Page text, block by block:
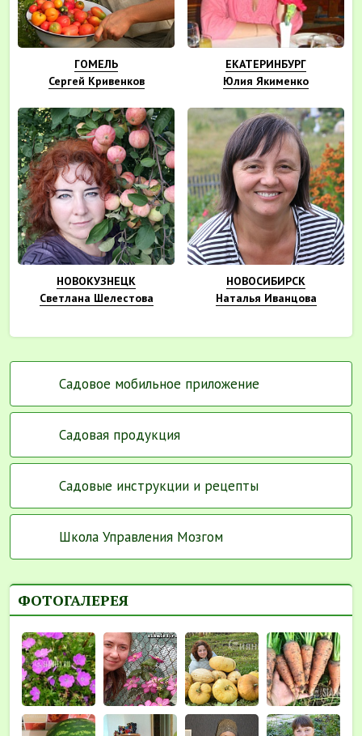
ГОМЕЛЬ
Сергей Кривенков
ЕКАТЕРИНБУРГ
Юлия Якименко
НОВОКУЗНЕЦК
Светлана Шелестова
НОВОСИБИРСК
Наталья Иванцова
Садовое мобильное приложение
Садовая продукция
Садовые инструкции и рецепты
Школа Управления Мозгом
ФОТОГАЛЕРЕЯ